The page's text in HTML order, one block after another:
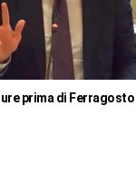
prima di Ferragosto